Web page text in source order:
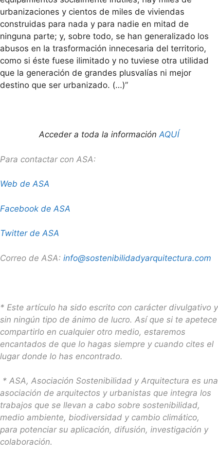
urbanizaciones y cientos de miles de viviendas
construidas para nada y para nadie en mitad de
ninguna parte; y, sobre todo, se han generalizado los
abusos en la trasformación innecesaria del territorio,
como si éste fuese ilimitado y no tuviese otra utilidad
que la generación de grandes plusvalías ni mejor
destino que ser urbanizado. (…)”
Acceder a toda la informaciónAQUÍ
Para contactar con ASA:
Web de ASA
Facebook de ASA
Twitter de ASA
Correo de ASA: info@sostenibilidadyarquitectura.com
* Este artículo ha sido escrito con carácter divulgativo y
sin ningún tipo de ánimo de lucro. Así que si te apetece
compartirlo en cualquier otro medio, estaremos
encantados de que lo hagas siempre y cuando cites el
lugar donde lo has encontrado.
* ASA, Asociación Sostenibilidad y Arquitectura es una
asociación de arquitectos y urbanistas que integra los
trabajos que se llevan a cabo sobre sostenibilidad,
medio ambiente, biodiversidad y cambio climático,
para potenciar su aplicación, difusión, investigación y
colaboración.